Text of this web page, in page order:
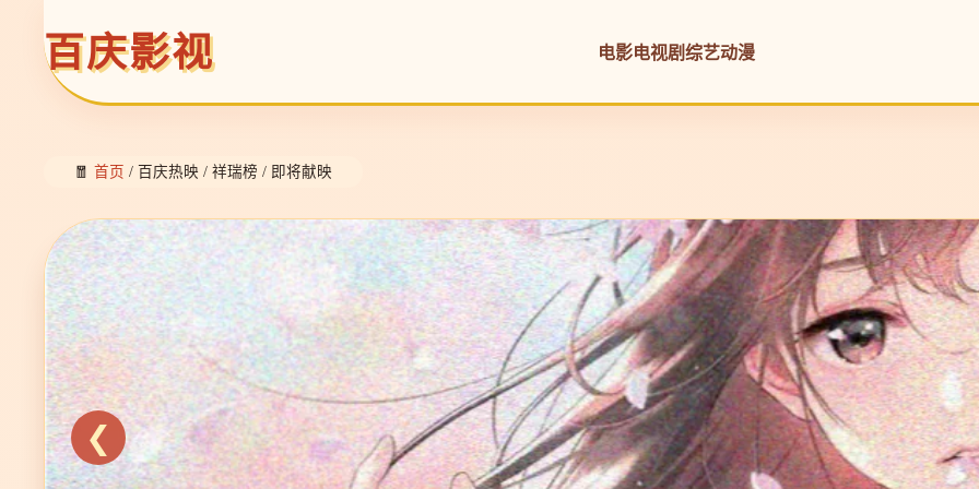
百庆影视 电影电视剧综艺动漫
🧧 首页 / 百庆热映 / 祥瑞榜 / 即将献映
❮